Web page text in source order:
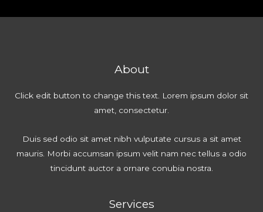
About
Click edit button to change this text. Lorem ipsum dolor sit
amet, consectetur.
Duis sed odio sit amet nibh vulputate cursus a sit amet
mauris. Morbi accumsan ipsum velit nam nec tellus a odio
tincidunt auctor a ornare conubia nostra.
Services